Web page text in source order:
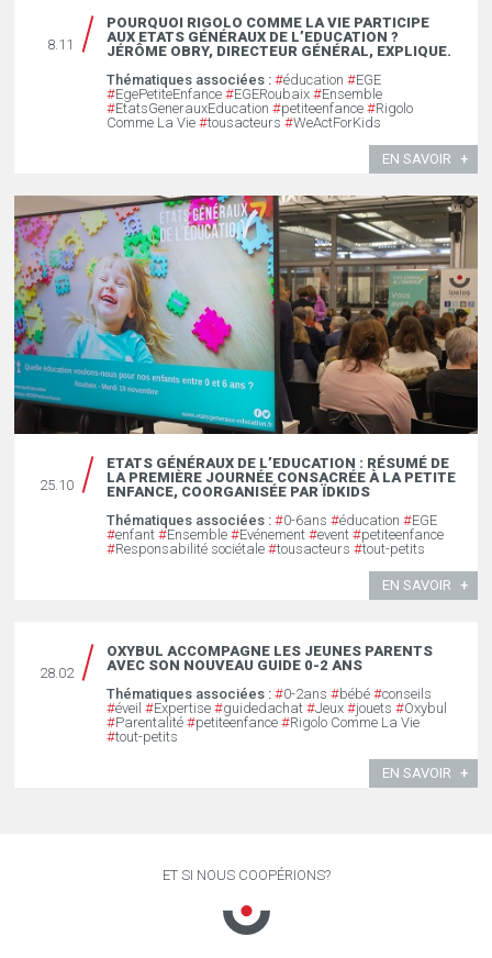
8.11
POURQUOI RIGOLO COMME LA VIE PARTICIPE
AUX ETATS GÉNÉRAUX DE L’EDUCATION ?
JÉRÔME OBRY, DIRECTEUR GÉNÉRAL, EXPLIQUE.
Thématiques associées : #éducation #EGE
#EgePetiteEnfance #EGERoubaix #Ensemble
#EtatsGenerauxEducation #petiteenfance #Rigolo
Comme La Vie #tousacteurs#WeActForKids
EN SAVOIR
25.10
ETATS GÉNÉRAUX DE L’EDUCATION : RÉSUMÉ DE
LA PREMIÈRE JOURNÉE CONSACRÉE À LA PETITE
ENFANCE, COORGANISÉE PAR ÏDKIDS
Thématiques associées : #0-6ans #éducation #EGE
#enfant #Ensemble #Evénement #event #petiteenfance
#Responsabilité sociétale #tousacteurs #tout-petits
EN SAVOIR
28.02
OXYBUL ACCOMPAGNE LES JEUNES PARENTS
AVEC SON NOUVEAU GUIDE 0-2 ANS
Thématiques associées : #0-2ans #bébé #conseils
#éveil #Expertise #guidedachat #Jeux #jouets #Oxybul
#Parentalité #petiteenfance #Rigolo Comme La Vie
#tout-petits
EN SAVOIR
ET SI NOUS COOPÉRIONS?